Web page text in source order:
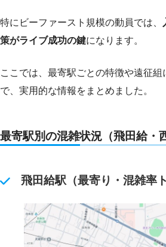
特にビーファースト規模の動員では、
策がライブ成功の鍵になります。
ここでは、最寄駅ごとの特徴や遠征組
で、実用的な情報をまとめました。
最寄駅別の混雑状況（飛田給・
飛田給駅（最寄り・混雑率ト